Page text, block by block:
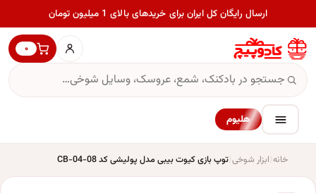
ارسال رایگان کل ایران برای خریدهای بالای 1 میلیون تومان
۰
هلیوم
خانه ابزار شوخی توپ بازی کیوت بیبی مدل پولیشی کد CB-04-08